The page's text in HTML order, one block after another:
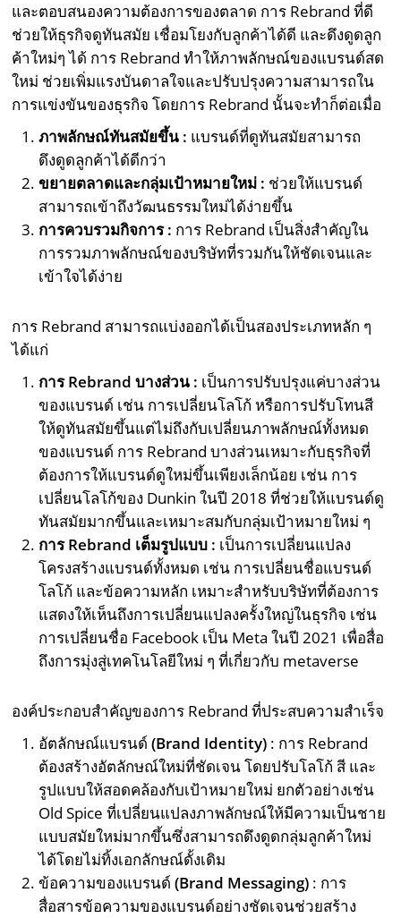
และตอบสนองความต้องการของตลาด การ Rebrand ที่ดี
ช่วยให้ธุรกิจดูทันสมัย เชื่อมโยงกับลูกค้าได้ดี และดึงดูดลูก
ค้าใหม่ๆ ได้ การ Rebrand ทำให้ภาพลักษณ์ของแบรนด์สด
ใหม่ ช่วยเพิ่มแรงบันดาลใจและปรับปรุงความสามารถใน
การแข่งขันของธุรกิจ โดยการ Rebrand นั้นจะทำก็ต่อเมื่อ
ภาพลักษณ์ทันสมัยขึ้น : แบรนด์ที่ดูทันสมัยสามารถ
ดึงดูดลูกค้าได้ดีกว่า
ขยายตลาดและกลุ่มเป้าหมายใหม่ : ช่วยให้แบรนด์
สามารถเข้าถึงวัฒนธรรมใหม่ได้ง่ายขึ้น
การควบรวมกิจการ : การ Rebrand เป็นสิ่งสำคัญใน
การรวมภาพลักษณ์ของบริษัทที่รวมกันให้ชัดเจนและ
เข้าใจได้ง่าย
การ Rebrand สามารถแบ่งออกได้เป็นสองประเภทหลัก ๆ
ได้แก่
การ Rebrand บางส่วน : เป็นการปรับปรุงแค่บางส่วน
ของแบรนด์ เช่น การเปลี่ยนโลโก้ หรือการปรับโทนสี
ให้ดูทันสมัยขึ้นแต่ไม่ถึงกับเปลี่ยนภาพลักษณ์ทั้งหมด
ของแบรนด์ การ Rebrand บางส่วนเหมาะกับธุรกิจที่
ต้องการให้แบรนด์ดูใหม่ขึ้นเพียงเล็กน้อย เช่น การ
เปลี่ยนโลโก้ของ Dunkin ในปี 2018 ที่ช่วยให้แบรนด์ดู
ทันสมัยมากขึ้นและเหมาะสมกับกลุ่มเป้าหมายใหม่ ๆ
การ Rebrand เต็มรูปแบบ : เป็นการเปลี่ยนแปลง
โครงสร้างแบรนด์ทั้งหมด เช่น การเปลี่ยนชื่อแบรนด์
โลโก้ และข้อความหลัก เหมาะสำหรับบริษัทที่ต้องการ
แสดงให้เห็นถึงการเปลี่ยนแปลงครั้งใหญ่ในธุรกิจ เช่น
การเปลี่ยนชื่อ Facebook เป็น Meta ในปี 2021 เพื่อสื่อ
ถึงการมุ่งสู่เทคโนโลยีใหม่ ๆ ที่เกี่ยวกับ metaverse
องค์ประกอบสำคัญของการ Rebrand ที่ประสบความสำเร็จ
อัตลักษณ์แบรนด์(Brand Identity) : การ Rebrand
ต้องสร้างอัตลักษณ์ใหม่ที่ชัดเจน โดยปรับโลโก้ สี และ
รูปแบบให้สอดคล้องกับเป้าหมายใหม่ ยกตัวอย่างเช่น
Old Spice ที่เปลี่ยนแปลงภาพลักษณ์ให้มีความเป็นชาย
แบบสมัยใหม่มากขึ้นซึ่งสามารถดึงดูดกลุ่มลูกค้าใหม่
ได้โดยไม่ทิ้งเอกลักษณ์ดั้งเดิม
ข้อความของแบรนด์(Brand Messaging) : การ
สื่อสารข้อความของแบรนด์อย่างชัดเจนช่วยสร้าง